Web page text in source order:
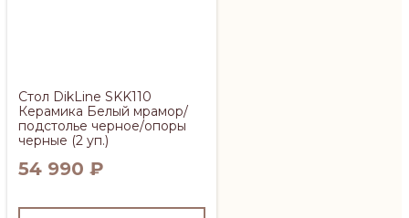
Стол DikLine SKK110
Керамика Белый мрамор/
подстолье черное/опоры
черные (2 уп.)
54 990 ₽